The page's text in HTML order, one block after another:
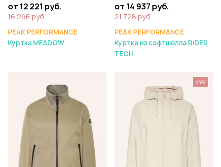
от 12 221 руб.
16 296 руб.
PEAK PERFORMANCE
Куртка MEADOW
от 14 937 руб.
21 728 руб.
PEAK PERFORMANCE
Куртка из софтшелла RIDER
TECH
34%